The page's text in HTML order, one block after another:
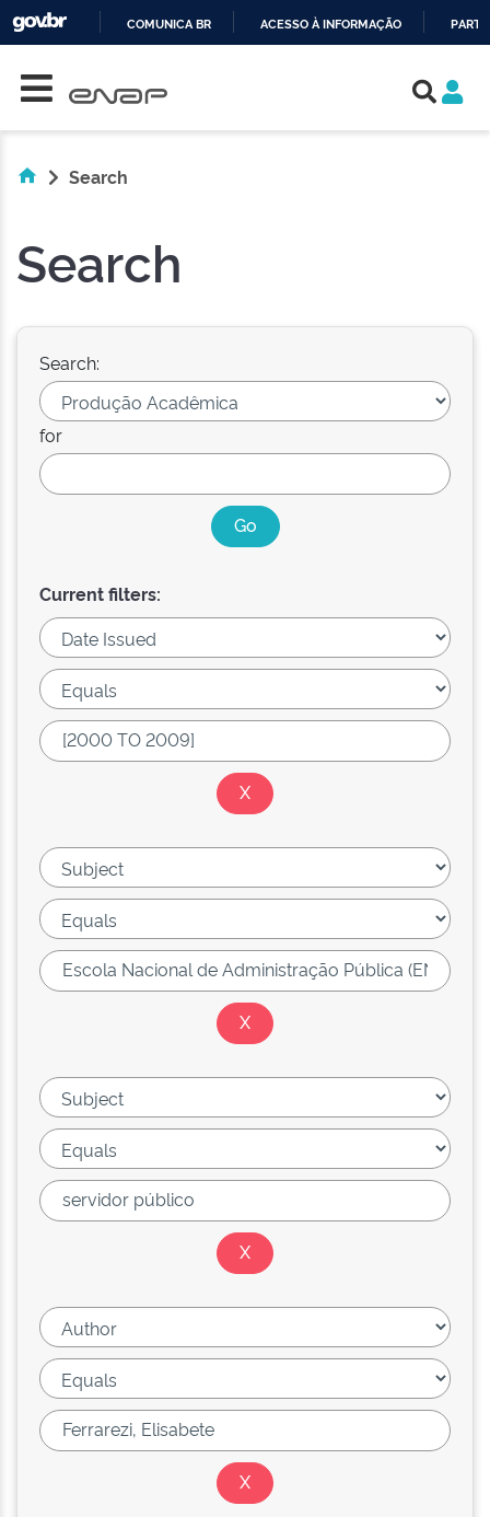
COMUNICA BR ACESSO À INFORMAÇÃO
Search
Search
Search:
for
Current filters: